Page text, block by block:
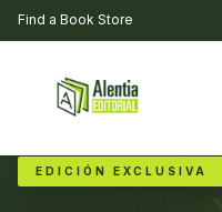
Find a Book Store
EDICIÓN EXCLUSIVA